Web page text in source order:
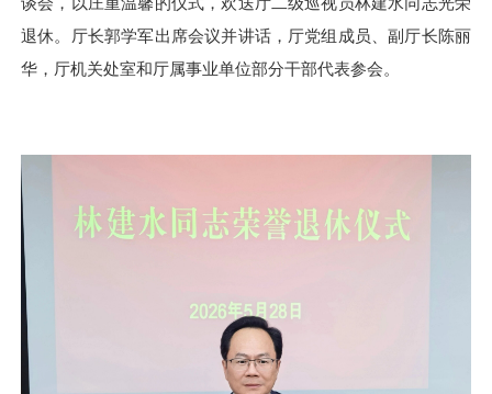
退休。厅长郭学军出席会议并讲话，厅党组成员、副厅长陈丽
华，厅机关处室和厅属事业单位部分干部代表参会。